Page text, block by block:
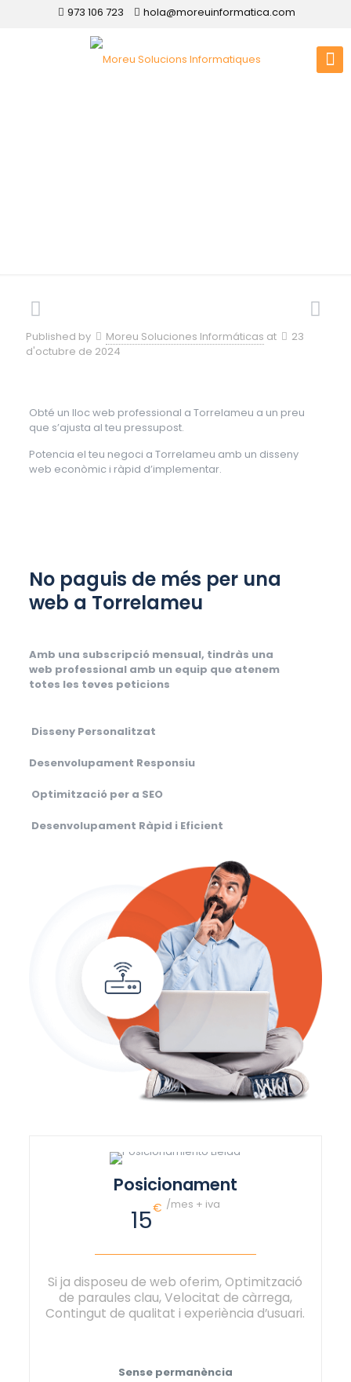
973 106 723 hola@moreuinformatica.com
Published by Moreu Soluciones Informáticas at
23
d'octubre de 2024
Obté un lloc web professional a Torrelameu a un preu
que s’ajusta al teu pressupost.
Potencia el teu negoci a Torrelameu amb un disseny
web econòmic i ràpid d’implementar.
No paguis de més per una
web a Torrelameu
Amb una subscripció mensual, tindràs una
web professional amb un equip que atenem
totes les teves peticions
Disseny Personalitzat
Desenvolupament Responsiu
Optimització per a SEO
Desenvolupament Ràpid i Eficient
Posicionament
15€ /mes + iva
Si ja disposeu de web oferim, Optimització
de paraules clau, Velocitat de càrrega,
Contingut de qualitat i experiència d’usuari.
Sense permanència